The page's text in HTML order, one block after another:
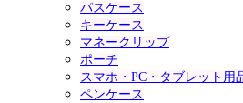
パスケース
キーケース
マネークリップ
ポーチ
スマホ・PC・タブレット用
ペンケース